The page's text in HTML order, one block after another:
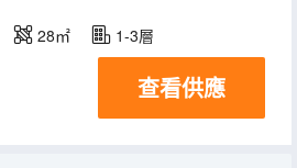
28㎡ 1-3層
查看供應